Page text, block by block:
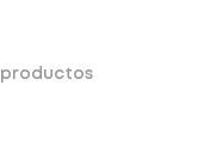
productos